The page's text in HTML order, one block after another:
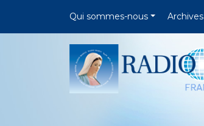
Qui sommes-nous Archives